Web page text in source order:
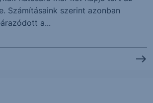
Számításaink szerint azonban
a...